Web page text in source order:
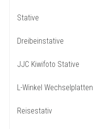
Stative
Dreibeinstative
JJC Kiwifoto Stative
L-Winkel Wechselplatten
Reisestativ